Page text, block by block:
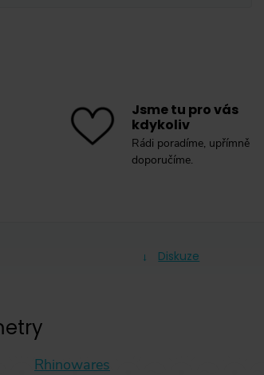
Jsme tu pro vás
kdykoliv
Rádi poradíme, upřímně
doporučíme.
Diskuze
Rhinowares